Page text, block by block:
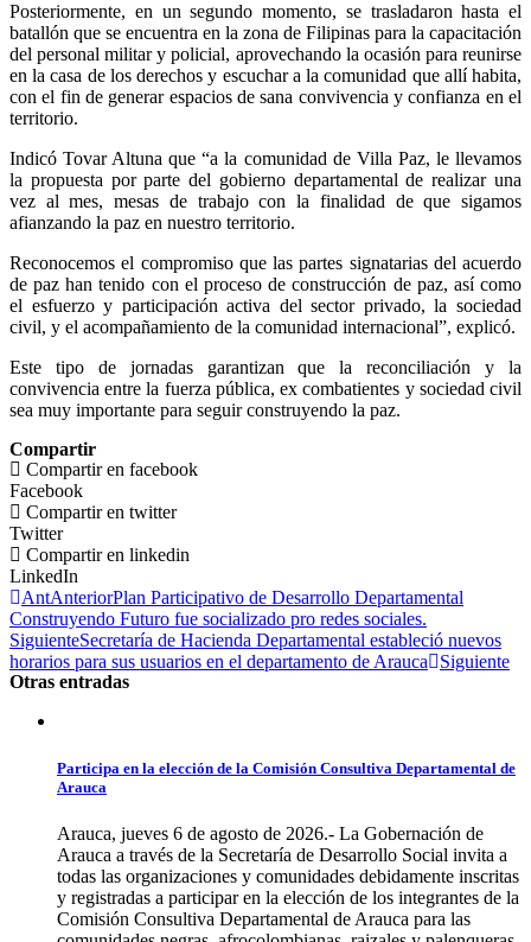
Posteriormente, en un segundo momento, se trasladaron hasta el
batallón que se encuentra en la zona de Filipinas para la capacitación
del personal militar y policial, aprovechando la ocasión para reunirse
en la casa de los derechos y escuchar a la comunidad que allí habita,
con el fin de generar espacios de sana convivencia y confianza en el
territorio.
Indicó Tovar Altuna que “a la comunidad de Villa Paz, le llevamos
la propuesta por parte del gobierno departamental de realizar una
vez al mes, mesas de trabajo con la finalidad de que sigamos
afianzando la paz en nuestro territorio.
Reconocemos el compromiso que las partes signatarias del acuerdo
de paz han tenido con el proceso de construcción de paz, así como
el esfuerzo y participación activa del sector privado, la sociedad
civil, y el acompañamiento de la comunidad internacional”, explicó.
Este tipo de jornadas garantizan que la reconciliación y la
convivencia entre la fuerza pública, ex combatientes y sociedad civil
sea muy importante para seguir construyendo la paz.
Compartir
Compartir en facebook
Facebook
Compartir en twitter
Twitter
Compartir en linkedin
LinkedIn
AntAnteriorPlan Participativo de Desarrollo Departamental
Construyendo Futuro fue socializado pro redes sociales.
SiguienteSecretaría de Hacienda Departamental estableció nuevos
horarios para sus usuarios en el departamento de Arauca
Siguiente
Otras entradas
Participa en la elección de la Comisión Consultiva Departamental de
Arauca
Arauca, jueves 6 de agosto de 2026.- La Gobernación de
Arauca a través de la Secretaría de Desarrollo Social invita a
todas las organizaciones y comunidades debidamente inscritas
y registradas a participar en la elección de los integrantes de la
Comisión Consultiva Departamental de Arauca para las